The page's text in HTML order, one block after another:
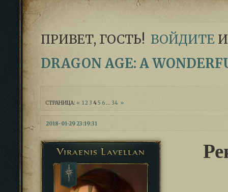
ПРИВЕТ, ГОСТЬ! ВОЙДИТЕ
DRAGON AGE: A
СТРАНИЦА: « 12 3 45 6 … 34 »
2018-01-29 23:19:31
Viraenis Lavellan